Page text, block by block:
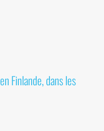
Finlande, dans les